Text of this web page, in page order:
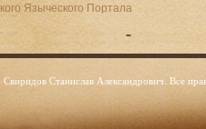
Языческого Портала
Станислав Александрович. Все